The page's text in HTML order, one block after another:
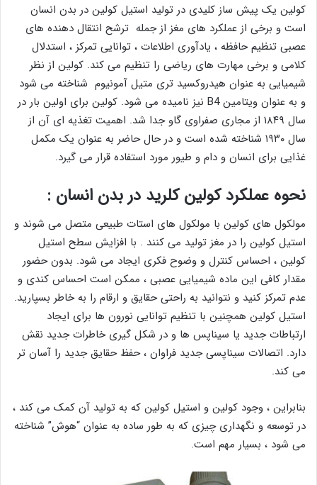
کولین یک پیش ساز کلیدی در تولید استیل کولین در بدن انسان
است و برخی از عملکرد های مغز از جمله ترشح انتقال دهنده های
عصبی تنظیم حافظه ، یادآوری اطلاعات ، توانایی تمرکز ، استدلال
کلامی و برخی مهارت های ریاضی را تنظیم می کند. کولین از نظر
شیمیایی به عنوان هیدروکسید تری متیل آمونیوم شناخته می شود
و به عنوان ویتامین B4 نیز نامیده می شود. کولین برای اولین بار در
سال ۱۸۴۹ از مجاری صفراوی گاو جدا شد. اهمیت تغذیه ای آن از
سال ۱۹۳۰ شناخته شده است و در حال حاضر به عنوان یک مکمل
غذایی برای انسان و دام و طیور مورد استفاده قرار می گیرد.
نحوه عملکرد کولین کلرید در بدن انسان :
مولکول های کولین با مولکول های استات طبیعی متصل می شوند و
استیل کولین را در مغز تولید می کنند . با افزایش سطح استیل
کولین ، احساس کنترل و وضوح فکری ایجاد می شود. بدون حضور
مقدار کافی این ماده شیمیایی عصبی ، ممکن است احساس کندی و
عدم تمرکز کنید و نتوانید به راحتی حقایق و ارقام را به خاطر بسپارید.
استیل کولین همچنین با تنظیم توانایی نورون ها برای ایجاد
ارتباطات جدید یا سیناپس ها و در شکل گیری خاطرات جدید نقش
دارد. اتصالات سیناپسی جدید فراوان ، حفظ حقایق جدید را آسان تر
می کند.
بنابراین ، وجود کولین و استیل کولین که به تولید آن کمک می کند ،
در توسعه و نگهداری چیزی که به طور ساده به عنوان “هوش” شناخته
می شود ، بسیار مهم است.